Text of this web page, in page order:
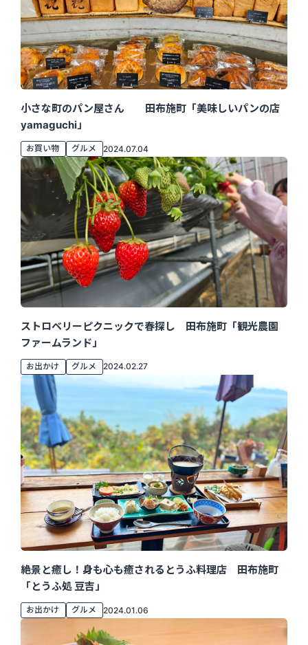
小さな町のパン屋さん 田布施町「美味しいパンの店
yamaguchi」
お買い物 グルメ 2024.07.04
ストロベリーピクニックで春探し 田布施町「観光農園
ファームランド」
お出かけ グルメ 2024.02.27
絶景と癒し！身も心も癒されるとうふ料理店 田布施町
「とうふ処 豆吉」
お出かけ グルメ 2024.01.06